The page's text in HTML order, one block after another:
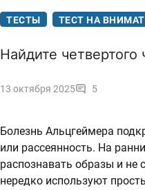
ТЕСТЫ ТЕСТ НА
Найдите четвертого
13 октября 2025 5
Болезнь Альцгеймера
или рассеянность. На
распознавать образы и
нередко используют